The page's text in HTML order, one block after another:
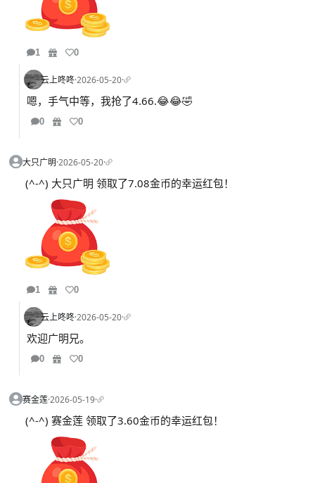
1 0
云上咚咚·2026-05-20·
嗯，手气中等，我抢了4.66.😂😂🤣
0 0
大只广明·2026-05-20·
(^-^) 大只广明 领取了7.08金币的幸运红包！
1 0
云上咚咚·2026-05-20·
欢迎广明兄。
0 0
赛金莲·2026-05-19·
(^-^) 赛金莲 领取了3.60金币的幸运红包！